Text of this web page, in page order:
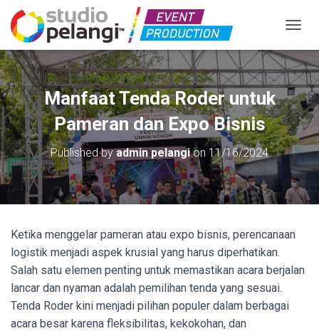
Manfaat Tenda Roder untuk
Pameran dan Expo Bisnis
Published byadmin pelangion 11/16/2024
Ketika menggelar pameran atau expo bisnis, perencanaan
logistik menjadi aspek krusial yang harus diperhatikan.
Salah satu elemen penting untuk memastikan acara berjalan
lancar dan nyaman adalah pemilihan tenda yang sesuai.
Tenda Roder kini menjadi pilihan populer dalam berbagai
acara besar karena fleksibilitas, kekokohan, dan